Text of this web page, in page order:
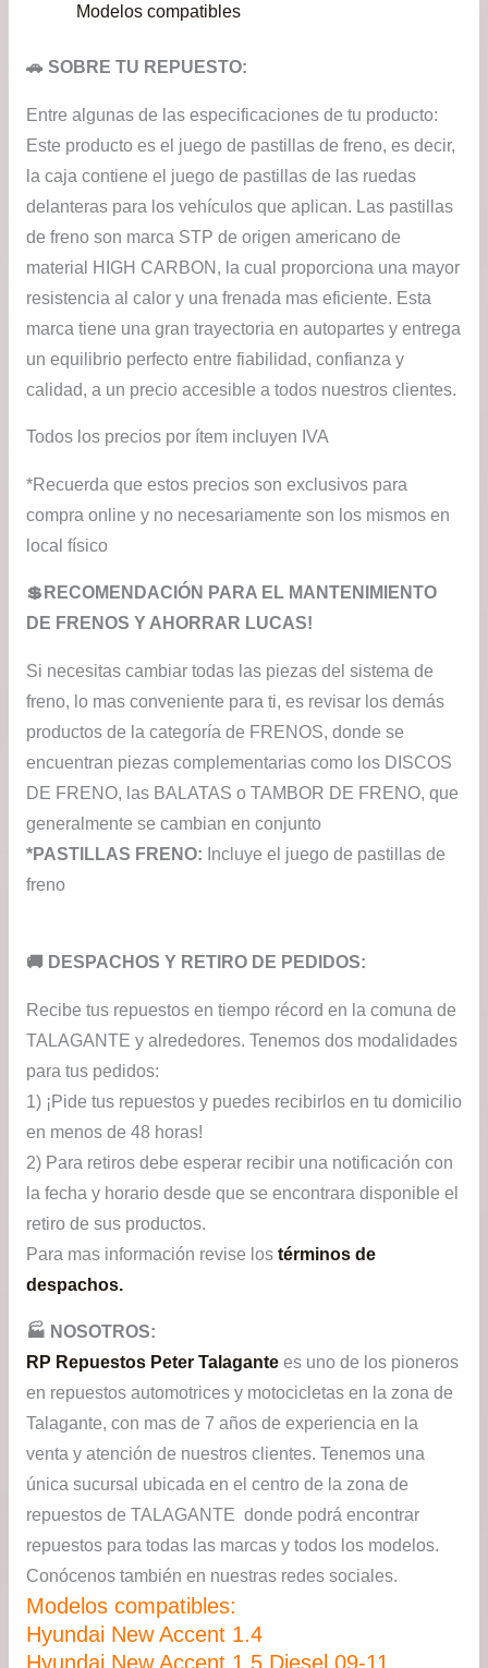
Modelos compatibles
🚗 SOBRE TU REPUESTO:
Entre algunas de las especificaciones de tu producto:
Este producto es el juego de pastillas de freno, es decir,
la caja contiene el juego de pastillas de las ruedas
delanteras para los vehículos que aplican. Las pastillas
de freno son marca STP de origen americano de
material HIGH CARBON, la cual proporciona una mayor
resistencia al calor y una frenada mas eficiente. Esta
marca tiene una gran trayectoria en autopartes y entrega
un equilibrio perfecto entre fiabilidad, confianza y
calidad, a un precio accesible a todos nuestros clientes.
Todos los precios por ítem incluyen IVA
*Recuerda que estos precios son exclusivos para
compra online y no necesariamente son los mismos en
local físico
💲RECOMENDACIÓN PARA EL MANTENIMIENTO
DE FRENOS Y AHORRAR LUCAS!
Si necesitas cambiar todas las piezas del sistema de
freno, lo mas conveniente para ti, es revisar los demás
productos de la categoría de FRENOS, donde se
encuentran piezas complementarias como los DISCOS
DE FRENO, las BALATAS o TAMBOR DE FRENO, que
generalmente se cambian en conjunto
*PASTILLAS FRENO: Incluye el juego de pastillas de
freno
​🚚​ DESPACHOS Y RETIRO DE PEDIDOS:
Recibe tus repuestos en tiempo récord en la comuna de
TALAGANTE y alrededores. Tenemos dos modalidades
para tus pedidos:
1) ¡Pide tus repuestos y puedes recibirlos en tu domicilio
en menos de 48 horas!
2) Para retiros debe esperar recibir una notificación con
la fecha y horario desde que se encontrara disponible el
retiro de sus productos.
Para mas información revise los términos de
despachos.
🏭​ NOSOTROS:
RP Repuestos Peter Talagante es uno de los pioneros
en repuestos automotrices y motocicletas en la zona de
Talagante, con mas de 7 años de experiencia en la
venta y atención de nuestros clientes. Tenemos una
única sucursal ubicada en el centro de la zona de
repuestos de TALAGANTE donde podrá encontrar
repuestos para todas las marcas y todos los modelos.
Conócenos también en nuestras redes sociales.
Modelos compatibles:
Hyundai New Accent 1.4
Hyundai New Accent 1.5 Diesel 09-11